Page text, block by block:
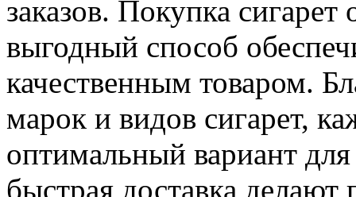
заказов. Покупка
выгодный способ
качественным товаром.
марок и видов сигарет,
оптимальный вариант
быстрая доставка